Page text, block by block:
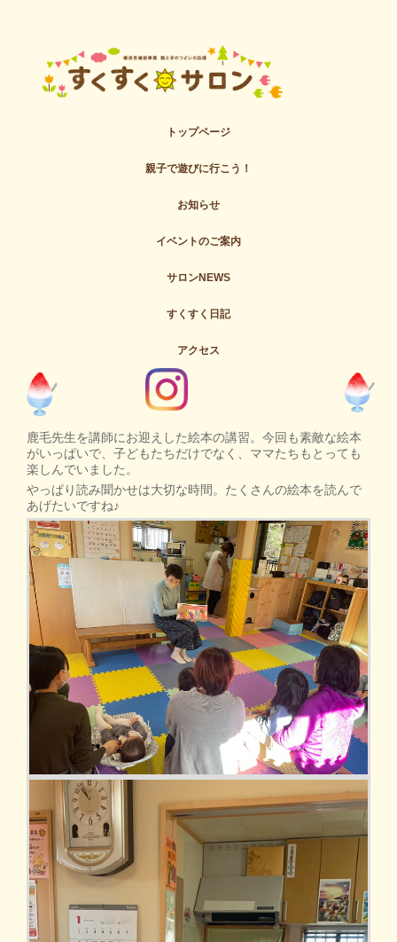
トップページ
親子で遊びに行こう！
お知らせ
イベントのご案内
サロンNEWS
すくすく日記
アクセス
鹿毛先生を講師にお迎えした絵本の講習。今回も素敵な絵本
がいっぱいで、子どもたちだけでなく、ママたちもとっても
楽しんでいました。
やっぱり読み聞かせは大切な時間。たくさんの絵本を読んで
あげたいですね♪